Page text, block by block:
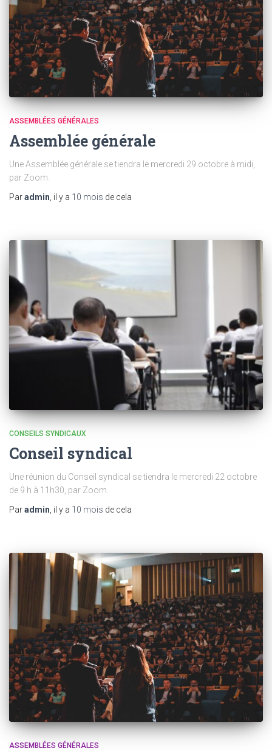
ASSEMBLÉES GÉNÉRALES
Assemblée générale
Une Assemblée générale se tiendra le mercredi 29 octobre à midi,
par Zoom.
Paradmin , il y a 10 mois de cela
CONSEILS SYNDICAUX
Conseil syndical
Une réunion du Conseil syndical se tiendra le mercredi 22 octobre
de 9 h à 11h30, par Zoom.
Paradmin , il y a 10 mois de cela
ASSEMBLÉES GÉNÉRALES